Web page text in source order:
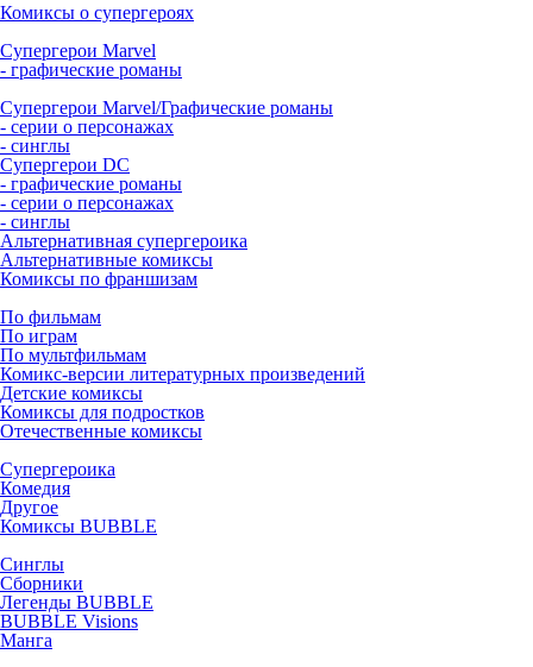
Комиксы о супергероях
Супергерои Marvel
- графические романы
Супергерои Marvel/Графические романы
- серии о персонажах
- синглы
Супергерои DC
- графические романы
- серии о персонажах
- синглы
Альтернативная супергероика
Альтернативные комиксы
Комиксы по франшизам
По фильмам
По играм
По мультфильмам
Комикс-версии литературных произведений
Детские комиксы
Комиксы для подростков
Отечественные комиксы
Супергероика
Комедия
Другое
Комиксы BUBBLE
Синглы
Сборники
Легенды BUBBLE
BUBBLE Visions
Манга